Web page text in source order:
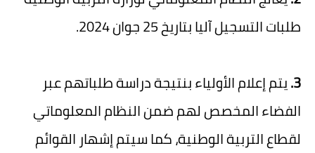
طلبات التسجيل آليا بتاريخ 25 جوان 2024.
3. يتم إعلام الأولياء بنتيجة دراسة طلباتهم عبر
الفضاء المخصص لهم ضمن النظام المعلوماتي
لقطاع التربية الوطنية، كما سيتم إشهار القوائم